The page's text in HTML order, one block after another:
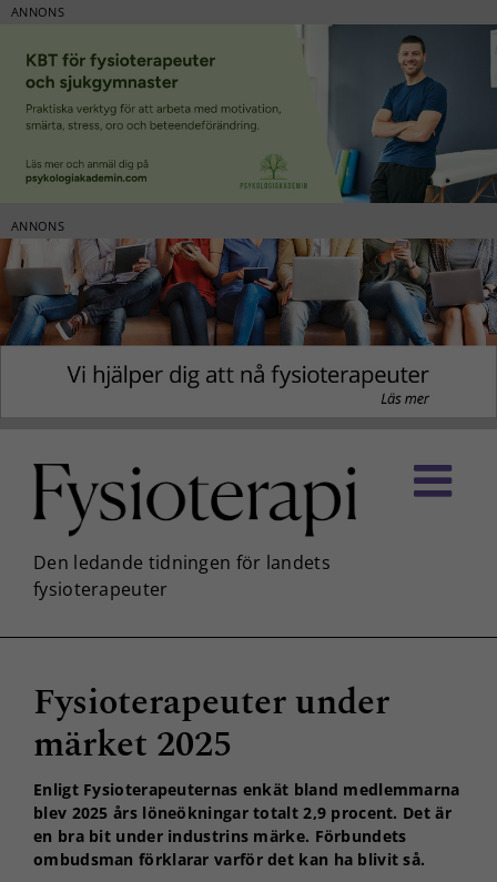
ANNONS
ANNONS
innehållet
Fysioterapeuter under
märket 2025
Enligt Fysioterapeuternas enkät bland medlemmarna
blev 2025 års löneökningar totalt 2,9 procent. Det är
en bra bit under industrins märke. Förbundets
ombudsman förklarar varför det kan ha blivit så.